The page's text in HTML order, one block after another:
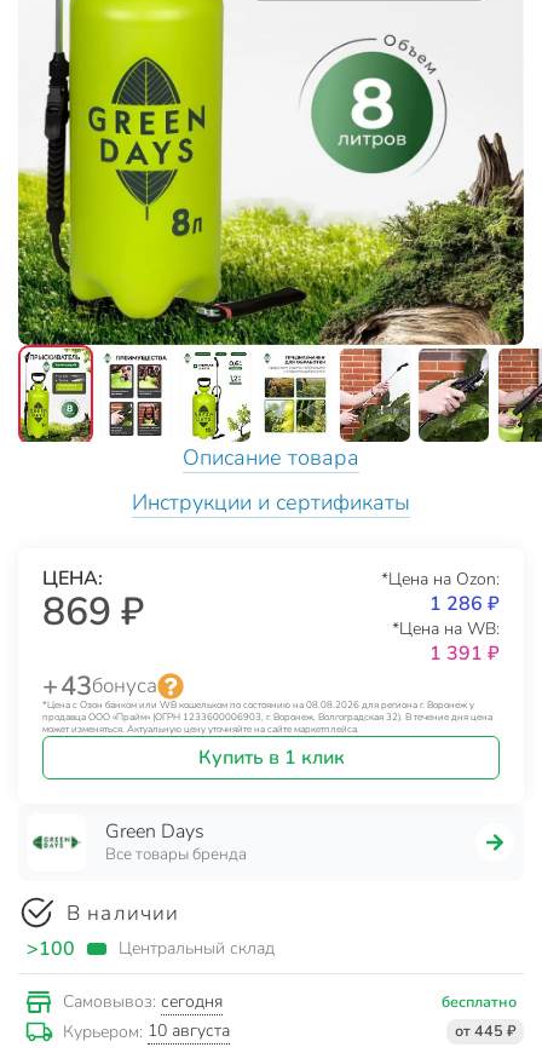
Описание товара
Инструкции и сертификаты
ЦЕНА:
869 ₽
*Цена на Ozon:
1 286 ₽
*Цена на WB:
1 391 ₽
+ 43бонуса
*Цена с Озон банком или WB кошельком по состоянию на 08.08.2026 для региона г. Воронеж у
продавца ООО «Прайм» (ОГРН 1233600006903, г. Воронеж, Волгоградская 32). В течение дня цена
может изменяться. Актуальную цену уточняйте на сайте маркетплейса.
Купить в 1 клик
Green Days
Все товары бренда
В наличии
>100 Центральный склад
Самовывоз: сегодня бесплатно
Курьером: 10 августа от 445 ₽